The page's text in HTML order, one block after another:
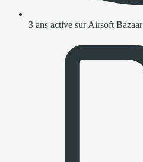
3 ans active sur Airsoft Bazaar